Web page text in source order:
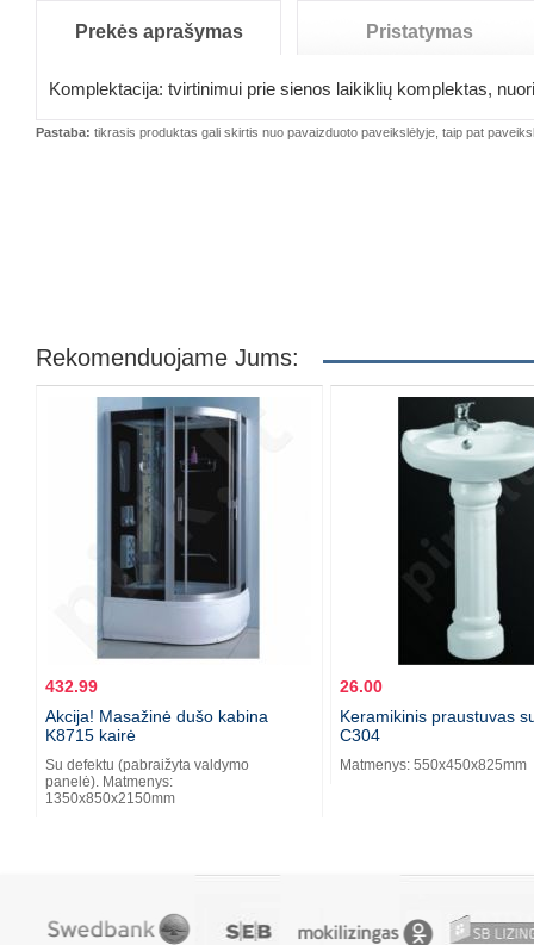
Prekės aprašymas Pristatymas
Komplektacija: tvirtinimui prie sienos laikiklių komplektas,
Pastaba: tikrasis produktas gali skirtis nuo pavaizduoto paveikslėlyje, taip pat
Rekomenduojame Jums:
432.99
Akcija! Masažinė dušo kabina
K8715 kairė
Su defektu (pabraižyta valdymo
panelė). Matmenys:
1350x850x2150mm
26.00
Keramikinis praustuvas
C304
Matmenys: 550x450x825mm